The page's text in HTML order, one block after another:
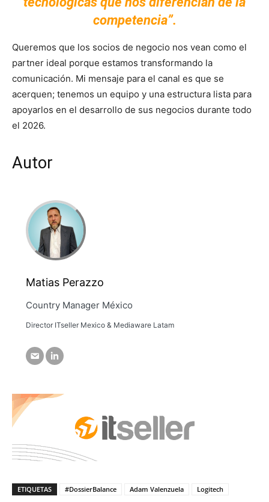
competencia”.
Queremos que los socios de negocio nos vean como el
partner ideal porque estamos transformando la
comunicación. Mi mensaje para el canal es que se
acerquen; tenemos un equipo y una estructura lista para
apoyarlos en el desarrollo de sus negocios durante todo
el 2026.
Autor
Matias Perazzo
Country Manager México
Director ITseller Mexico & Mediaware Latam
ETIQUETAS #DossierBalance Adam Valenzuela Logitech